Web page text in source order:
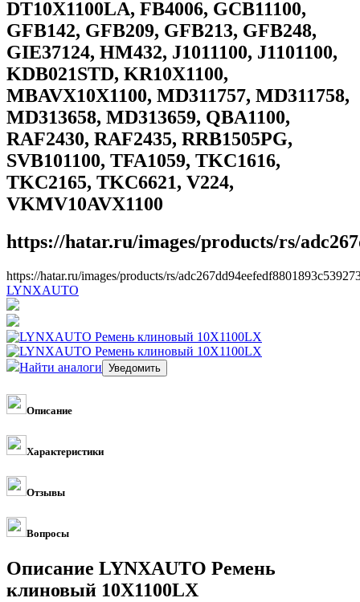
DT10X1100LA, FB4006, GCB11100,
GFB142, GFB209, GFB213, GFB248,
GIE37124, HM432, J1011100, J1101100,
KDB021STD, KR10X1100,
MBAVX10X1100, MD311757, MD311758,
MD313658, MD313659, QBA1100,
RAF2430, RAF2435, RRB1505PG,
SVB101100, TFA1059, TKC1616,
TKC2165, TKC6621, V224,
VKMV10AVX1100
https://hatar.ru/images/products/rs/
https://hatar.ru/images/products/rs/
LYNXAUTO
Найти аналоги
Описание
Характеристики
Отзывы
Вопросы
Описание LYNXAUTO Ремень
клиновый 10X1100LX